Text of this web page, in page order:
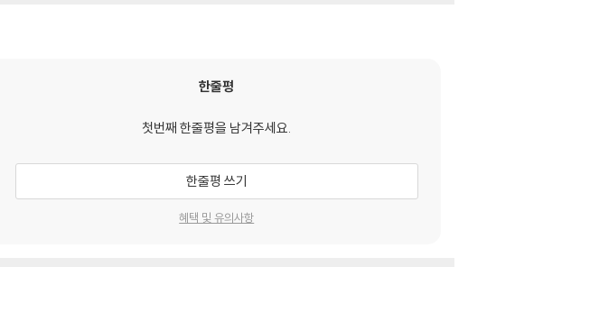
한줄평
첫번째 한줄평을 남겨주세요.
한줄평 쓰기
혜택 및 유의사항